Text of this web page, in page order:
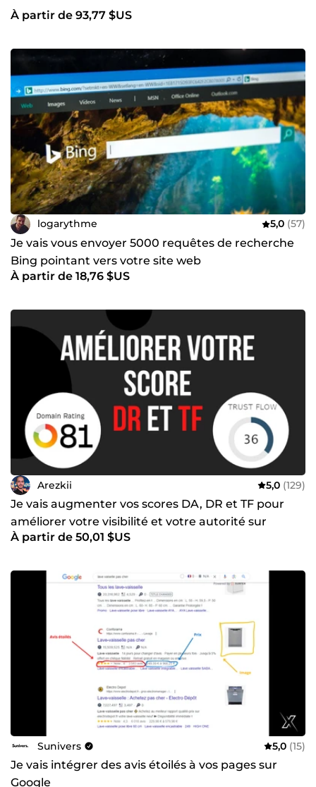
À partir de 93,77 $US
logarythme 5,0 (57)
Je vais vous envoyer 5000 requêtes de recherche
Bing pointant vers votre site web
À partir de 18,76 $US
Arezkii 5,0 (129)
Je vais augmenter vos scores DA, DR et TF pour
améliorer votre visibilité et votre autorité sur
Google
À partir de 50,01 $US
Sunivers 5,0 (15)
Je vais intégrer des avis étoilés à vos pages sur
Google